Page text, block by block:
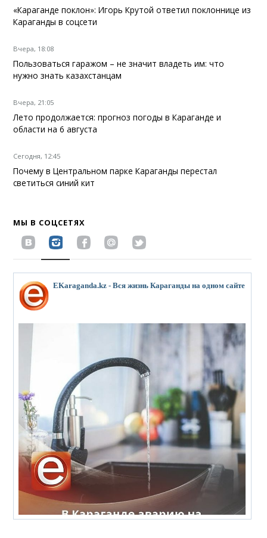
«Караганде поклон»: Игорь Крутой ответил поклоннице из
Караганды в соцсети
Вчера, 18:08
Пользоваться гаражом – не значит владеть им: что
нужно знать казахстанцам
Вчера, 21:05
Лето продолжается: прогноз погоды в Караганде и
области на 6 августа
Сегодня, 12:45
Почему в Центральном парке Караганды перестал
светиться синий кит
МЫ В СОЦСЕТЯХ
EKaraganda.kz - Вся жизнь Караганды на одном сайте